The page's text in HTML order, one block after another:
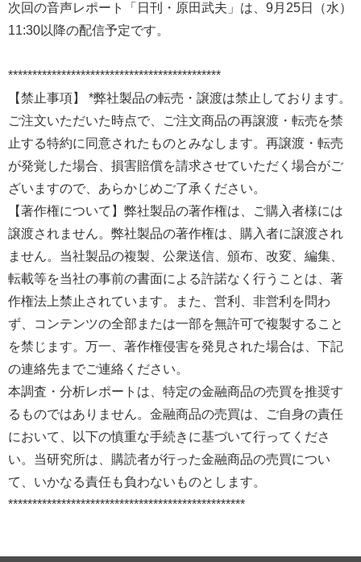
次回の音声レポート「日刊・原田武夫」は、9月25日（水）
11:30以降の配信予定です。
********************************************
【禁止事項】 *弊社製品の転売・譲渡は禁止しております。
ご注文いただいた時点で、ご注文商品の再譲渡・転売を禁
止する特約に同意されたものとみなします。再譲渡・転売
が発覚した場合、損害賠償を請求させていただく場合がご
ざいますので、あらかじめご了承ください。
【著作権について】弊社製品の著作権は、ご購入者様には
譲渡されません。弊社製品の著作権は、購入者に譲渡され
ません。当社製品の複製、公衆送信、頒布、改変、編集、
転載等を当社の事前の書面による許諾なく行うことは、著
作権法上禁止されています。また、営利、非営利を問わ
ず、コンテンツの全部または一部を無許可で複製すること
を禁じます。万一、著作権侵害を発見された場合は、下記
の連絡先までご連絡ください。
本調査・分析レポートは、特定の金融商品の売買を推奨す
るものではありません。金融商品の売買は、ご自身の責任
において、以下の慎重な手続きに基づいて行ってくださ
い。当研究所は、購読者が行った金融商品の売買につい
て、いかなる責任も負わないものとします。
*************************************************